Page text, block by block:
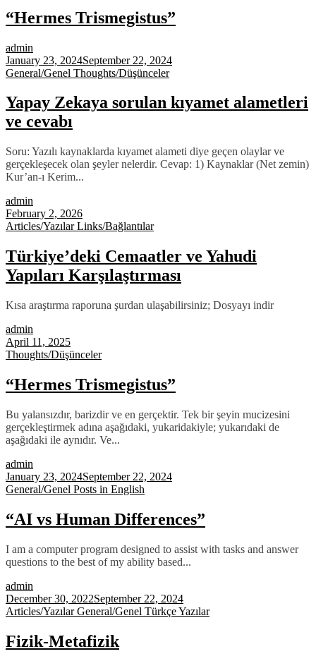
“Hermes Trismegistus”
admin
January 23, 2024September 22, 2024
General/Genel Thoughts/Düşünceler
Yapay Zekaya sorulan kıyamet alametleri
ve cevabı
Soru: Yazılı kaynaklarda kıyamet alameti diye geçen olaylar ve
gerçekleşecek olan şeyler nelerdir. Cevap: 1) Kaynaklar (Net zemin)
Kur’an-ı Kerim...
admin
February 2, 2026
Articles/YazılarLinks/Bağlantılar
Türkiye’deki Cemaatler ve Yahudi
Yapıları Karşılaştırması
Kısa araştırma raporuna şurdan ulaşabilirsiniz; Dosyayı indir
admin
April 11, 2025
Thoughts/Düşünceler
“Hermes Trismegistus”
Bu yalansızdır, barizdir ve en gerçektir. Tek bir şeyin mucizesini
gerçekleştirmek adına aşağıdaki, yukaridakiyle; yukarıdaki de
aşağıdaki ile aynıdır. Ve...
admin
January 23, 2024September 22, 2024
General/Genel Posts in English
“AI vs Human Differences”
I am a computer program designed to assist with tasks and answer
questions to the best of my ability based...
admin
December 30, 2022September 22, 2024
Articles/YazılarGeneral/Genel Türkçe Yazılar
Fizik-Metafizik